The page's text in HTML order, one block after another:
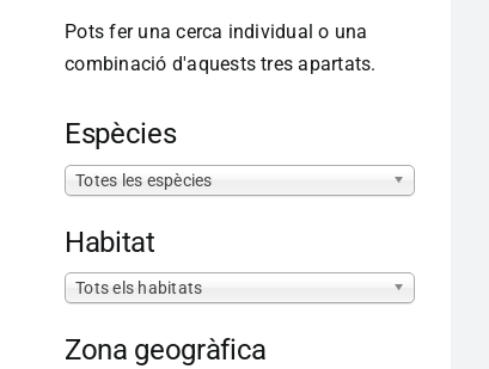
Pots fer una cerca individual o una
combinació d'aquests tres apartats.
Espècies
Totes les espècies
Habitat
Tots els habitats
Zona geogràfica